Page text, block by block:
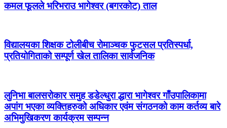
कमल फूलले भरिभराउ भागेश्वर (बगरकोट) ताल
विद्यालयका शिक्षक टोलीबीच रोमाञ्चक फुटसल प्रतिस्पर्धा,
प्रतियोगिताको सम्पूर्ण खेल तालिका सार्वजनिक
लुनिभा बालसरोकार समुह डडेल्धुरा द्धारा भागेश्वर गाँउपालिकामा
अपांग भएका व्यक्तिहरुको अधिकार एवंम संगठनको काम कर्तव्य बारे
अभिमुखिकरण कार्यक्रम सम्पन्न